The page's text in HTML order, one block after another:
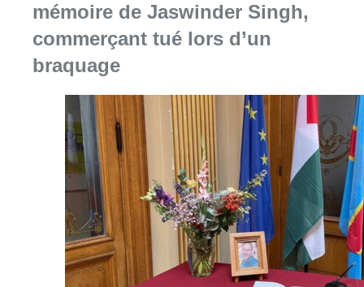
mémoire de Jaswinder Singh,
commerçant tué lors d’un
braquage